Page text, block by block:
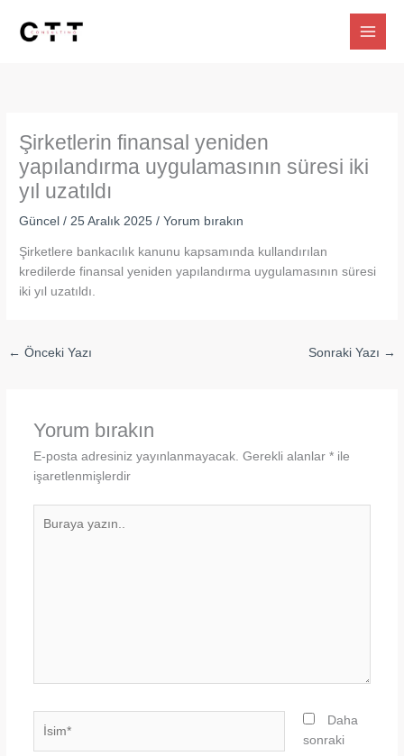
Şirketlerin finansal yeniden
yapılandırma uygulamasının süresi iki
yıl uzatıldı
Güncel /25 Aralık 2025/Yorum bırakın
Şirketlere bankacılık kanunu kapsamında kullandırılan
kredilerde finansal yeniden yapılandırma uygulamasının süresi
iki yıl uzatıldı.
← Önceki Yazı Sonraki Yazı →
Yorum bırakın
E-posta adresiniz yayınlanmayacak. Gerekli alanlar *ile
işaretlenmişlerdir
Daha
sonraki